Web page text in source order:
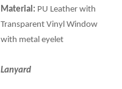
Material: PU Leather with
Transparent Vinyl Window
with metal eyelet
Lanyard